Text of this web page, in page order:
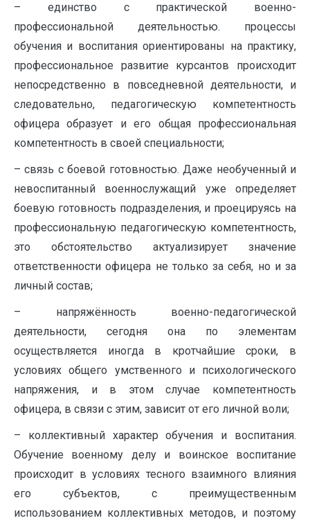
– единство с практической военно-
профессиональной деятельностью. процессы
обучения и воспитания ориентированы на практику,
профессиональное развитие курсантов происходит
непосредственно в повседневной деятельности, и
следовательно, педагогическую компетентность
офицера образует и его общая профессиональная
компетентность в своей специальности;
– связь с боевой готовностью. Даже необученный и
невоспитанный военнослужащий уже определяет
боевую готовность подразделения, и проецируясь на
профессиональную педагогическую компетентность,
это обстоятельство актуализирует значение
ответственности офицера не только за себя, но и за
личный состав;
– напряжённость военно-педагогической
деятельности, сегодня она по элементам
осуществляется иногда в кротчайшие сроки, в
условиях общего умственного и психологического
напряжения, и в этом случае компетентность
офицера, в связи с этим, зависит от его личной воли;
– коллективный характер обучения и воспитания.
Обучение военному делу и воинское воспитание
происходит в условиях тесного взаимного влияния
его субъектов, с преимущественным
использованием коллективных методов, и поэтому